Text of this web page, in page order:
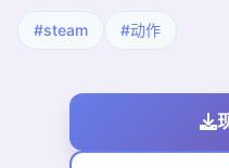
#steam #动作